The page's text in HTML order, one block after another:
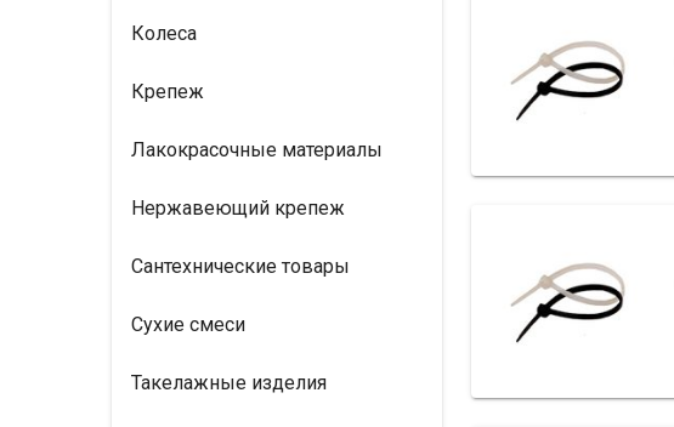
Колеса
Крепеж
Лакокрасочные материалы
Нержавеющий крепеж
Сантехнические товары
Сухие смеси
Такелажные изделия